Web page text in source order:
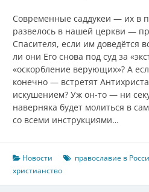
Современные саддукеи — их в
развелось в нашей церкви —
Спасителя, если им доведётся
ли они Его снова под суд за
«оскорбление верующих»? А
конечно — встретят
искушением? Уж он-то — ни
наверняка будет молиться в
со всеми инструкциями…
Новости православие в
христианство